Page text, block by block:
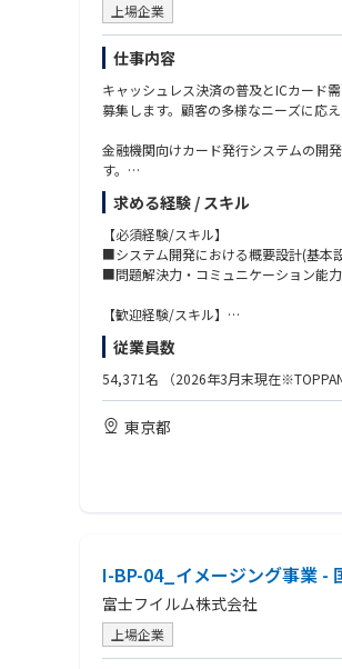
上場企業
仕事内容
キャッシュレス決済の普及とICカード
募集します。顧客の多様なニーズに応
金融機関向けカード発行システムの開
す。
【職務詳細】
■金融機関へのカード発行ソリューショ
■受注案件のプロジェクト推進および
■顧客要求事項の仕様書化とカード発行
■社内外関係者との調整・コミュニケー
【魅力】
上流工程からプロジェクト全体に関与
ながら、社会インフラを支えるやりがい
求める経験 / スキル
【必須経験/スキル】
■システム開発における概要設計(基本
■問題解決力・コミュニケーション能力
【歓迎経験/スキル】
■金融業界やカード発行ビジネスへの関
■チームでのプロジェクトマネジメント
従業員数
54,371名 （2026年3月末現在
東京都
I-BP-04_イメージング事業 -
富士フイルム株式会社
上場企業